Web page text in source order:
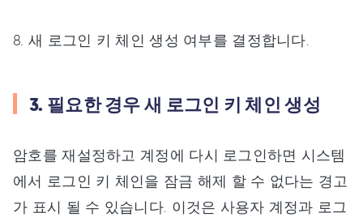
8. 새 로그인 키 체인 생성 여부를 결정합니다.
3. 필요한 경우 새 로그인 키 체인 생성
암호를 재설정하고 계정에 다시 로그인하면 시스템
에서 로그인 키 체인을 잠금 해제 할 수 없다는 경고
가 표시 될 수 있습니다. 이것은 사용자 계정과 로그